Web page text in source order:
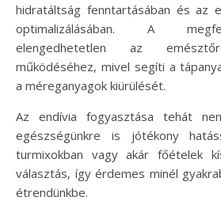
hidratáltság fenntartásában és az
optimalizálásában. A
elengedhetetlen az
működéséhez, mivel segíti a
a méreganyagok kiürülését.
Az endívia fogyasztása tehát
egészségünkre is jótékony
turmixokban vagy akár főételek
választás, így érdemes minél
étrendünkbe.